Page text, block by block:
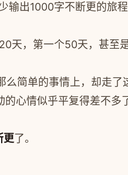
输出1000字不断更的旅程
天，第一个50天，甚至
简单的事情上，却走了
心情似乎平复得差不
更了。